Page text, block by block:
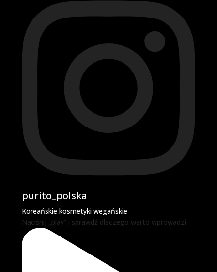
purito_polska
Koreańskie kosmetyki wegańskie
Naciśnij „play” i sprawdź dlaczego warto wprowadzi